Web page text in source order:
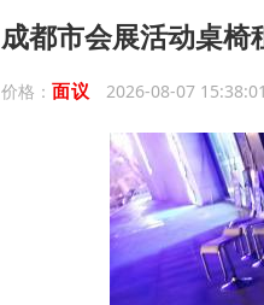
成都市会展活动桌椅
价格： 面议 2026-08-07